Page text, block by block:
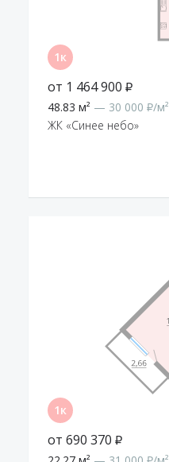
от 1 464 900 ₽
48.83 м² — 30 000 ₽/м²
ЖК «Синее небо»
от 690 370 ₽